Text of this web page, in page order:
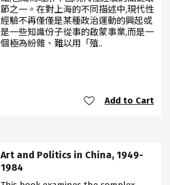
節之一。在對上海的不同描述中,現代性
經驗不再僅僅是某種政治運動的興起或
是一些知識份子從事的啟蒙事業,而是一
個極為紛雜、難以用「殖..
Add to Cart
Art and Politics in China, 1949-
1984